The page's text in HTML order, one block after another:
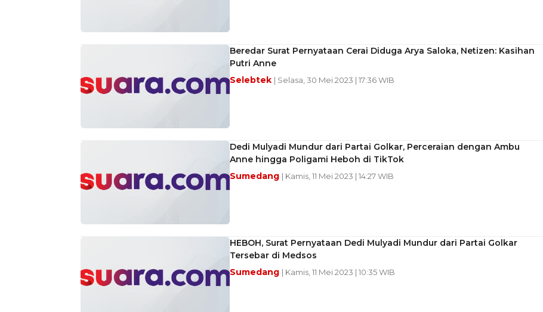
Beredar Surat Pernyataan Cerai Diduga Arya Saloka, Netizen: Kasihan
Putri Anne
Selebtek | Selasa, 30 Mei 2023 | 17:36 WIB
Dedi Mulyadi Mundur dari Partai Golkar, Perceraian dengan Ambu
Anne hingga Poligami Heboh di TikTok
Sumedang | Kamis, 11 Mei 2023 | 14:27 WIB
HEBOH, Surat Pernyataan Dedi Mulyadi Mundur dari Partai Golkar
Tersebar di Medsos
Sumedang | Kamis, 11 Mei 2023 | 10:35 WIB